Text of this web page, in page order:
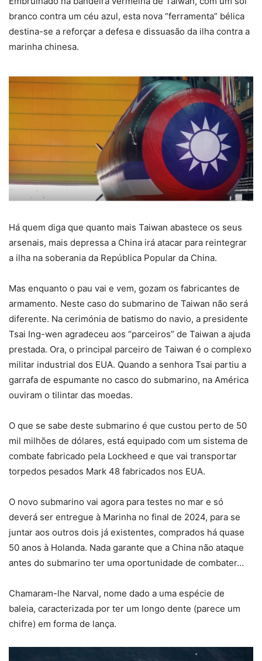
branco contra um céu azul, esta nova “ferramenta” bélica
destina-se a reforçar a defesa e dissuasão da ilha contra a
marinha chinesa.
Há quem diga que quanto mais Taiwan abastece os seus
arsenais, mais depressa a China irá atacar para reintegrar
a ilha na soberania da República Popular da China.
Mas enquanto o pau vai e vem, gozam os fabricantes de
armamento. Neste caso do submarino de Taiwan não será
diferente. Na cerimónia de batismo do navio, a presidente
Tsai Ing-wen agradeceu aos “parceiros” de Taiwan a ajuda
prestada. Ora, o principal parceiro de Taiwan é o complexo
militar industrial dos EUA. Quando a senhora Tsai partiu a
garrafa de espumante no casco do submarino, na América
ouviram o tilintar das moedas.
O que se sabe deste submarino é que custou perto de 50
mil milhões de dólares, está equipado com um sistema de
combate fabricado pela Lockheed e que vai transportar
torpedos pesados Mark 48 fabricados nos EUA.
O novo submarino vai agora para testes no mar e só
deverá ser entregue à Marinha no final de 2024, para se
juntar aos outros dois já existentes, comprados há quase
50 anos à Holanda. Nada garante que a China não ataque
antes do submarino ter uma oportunidade de combater…
Chamaram-lhe Narval, nome dado a uma espécie de
baleia, caracterizada por ter um longo dente (parece um
chifre) em forma de lança.